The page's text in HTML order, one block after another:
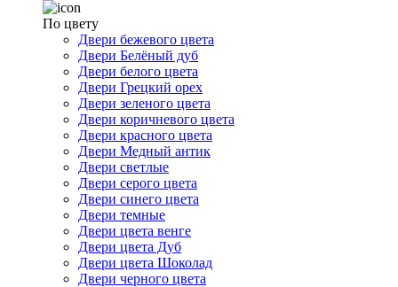
По цвету
Двери бежевого цвета
Двери Белёный дуб
Двери белого цвета
Двери Грецкий орех
Двери зеленого цвета
Двери коричневого цвета
Двери красного цвета
Двери Медный антик
Двери светлые
Двери серого цвета
Двери синего цвета
Двери темные
Двери цвета венге
Двери цвета Дуб
Двери цвета Шоколад
Двери черного цвета